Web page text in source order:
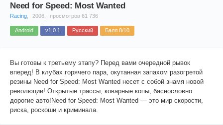
Need for Speed: Most Wanted
Racing 2006, просмотров 61 736
Android v1.0.1 Русский Балл 8/10
Вы готовы к третьему этапу? Перед вами очередной рывок
вперед! В клубах горячего пара, окутанная запахом разогретой
резины Need for Speed: Most Wanted несет с собой знамя новой
революции! Открытые трассы, коварные копы, баснословно
дорогие авто!Need for Speed: Most Wanted — это мир скорости,
риска, роскоши и криминала.